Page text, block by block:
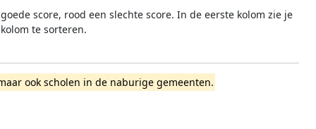
score, rood een slechte score. In de eerste kolom zie je
te sorteren.
ook scholen in de naburige gemeenten.